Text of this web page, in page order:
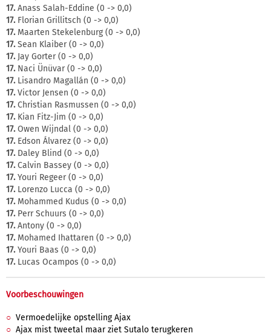
17.Anass Salah-Eddine (0 -> 0,0)
17.Florian Grillitsch (0 -> 0,0)
17.Maarten Stekelenburg (0 -> 0,0)
17.Sean Klaiber (0 -> 0,0)
17.Jay Gorter (0 -> 0,0)
17.Naci Ünüvar (0 -> 0,0)
17.Lisandro Magallán (0 -> 0,0)
17.Victor Jensen (0 -> 0,0)
17.Christian Rasmussen (0 -> 0,0)
17.Kian Fitz-Jim (0 -> 0,0)
17.Owen Wijndal (0 -> 0,0)
17.Edson Álvarez (0 -> 0,0)
17.Daley Blind (0 -> 0,0)
17.Calvin Bassey (0 -> 0,0)
17.Youri Regeer (0 -> 0,0)
17.Lorenzo Lucca (0 -> 0,0)
17.Mohammed Kudus (0 -> 0,0)
17.Perr Schuurs (0 -> 0,0)
17.Antony (0 -> 0,0)
17.Mohamed Ihattaren (0 -> 0,0)
17.Youri Baas (0 -> 0,0)
17.Lucas Ocampos (0 -> 0,0)
Voorbeschouwingen
Vermoedelijke opstelling Ajax
Ajax mist tweetal maar ziet Sutalo terugkeren